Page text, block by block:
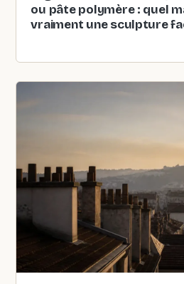
ou pâte polymère : quel
vraiment une sculpture